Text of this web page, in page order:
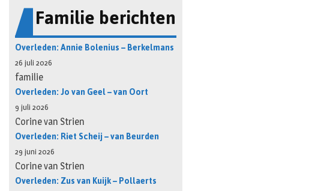
Familie berichten
Overleden: Annie Bolenius – Berkelmans
26 juli 2026
familie
Overleden: Jo van Geel – van Oort
9 juli 2026
Corine van Strien
Overleden: Riet Scheij – van Beurden
29 juni 2026
Corine van Strien
Overleden: Zus van Kuijk – Pollaerts